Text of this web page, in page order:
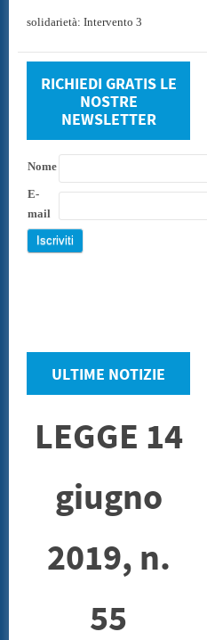
solidarietà: Intervento 3
RICHIEDI GRATIS LE
NOSTRE
NEWSLETTER
Nome
E-
mail
ULTIME NOTIZIE
LEGGE 14
giugno
2019, n.
55